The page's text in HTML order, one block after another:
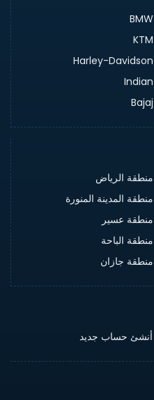
BMW
KTM
Harley-Davidson
Indian
Bajaj
منطقة الرياض
منطقة المدينة المنورة
منطقة عسير
منطقة الباحة
منطقة جازان
أنشئ حساب جديد